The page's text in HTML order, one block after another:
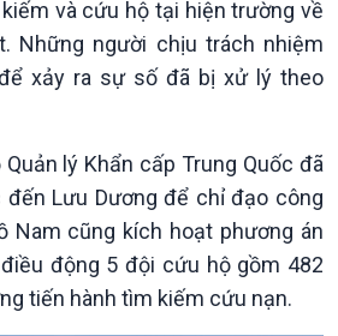
Vấn đề quốc tế
Hồ sơ sự kiện quốc tế
Thế giới & Việt Nam
Biên cương - Một dải vững
và cứu hộ tại hiện trường về
Những người chịu trách nhiệm
xảy ra sự số đã bị xử lý theo
Quản lý Khẩn cấp Trung Quốc đã
Lưu Dương để chỉ đạo công
Nam cũng kích hoạt phương án
động 5 đội cứu hộ gồm 482
tiến hành tìm kiếm cứu nạn.